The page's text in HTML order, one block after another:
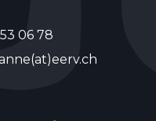
06 78